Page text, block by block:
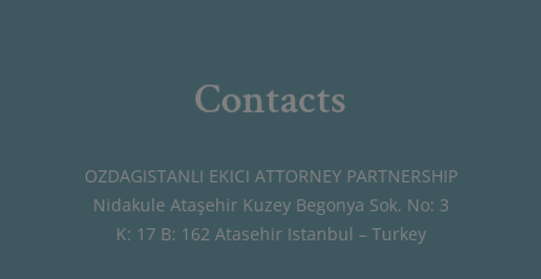
Contacts
OZDAGISTANLI EKICI ATTORNEY PARTNERSHIP
Nidakule Ataşehir Kuzey Begonya Sok. No: 3
K: 17 B: 162 Atasehir Istanbul – Turkey